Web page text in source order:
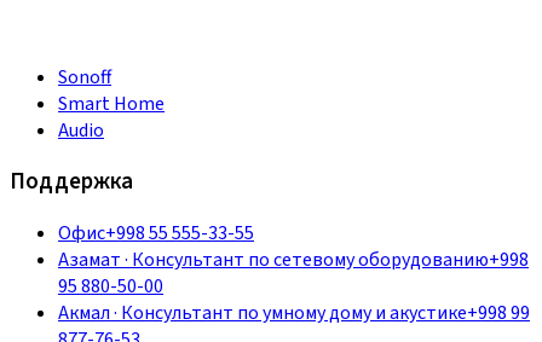
Sonoff
Smart Home
Audio
Поддержка
Офис+998 55 555-33-55
Азамат· Консультант по сетевому оборудованию+998
95 880-50-00
Акмал· Консультант по умному дому и акустике+998 99